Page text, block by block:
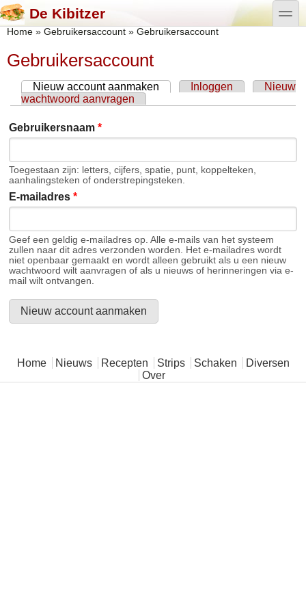
Overslaan en naar de algemene inhoud gaan
Skip to search
De Kibitzer
toggle
U bent hier
Home » Gebruikersaccount » Gebruikersaccount
Gebruikersaccount
Primaire tabs
Nieuw account aanmaken (actieve tabblad)
Inloggen
Nieuw
wachtwoord aanvragen
Gebruikersnaam*
Toegestaan zijn: letters, cijfers, spatie, punt, koppelteken,
aanhalingsteken of onderstrepingsteken.
E-mailadres*
Geef een geldig e-mailadres op. Alle e-mails van het systeem
zullen naar dit adres verzonden worden. Het e-mailadres wordt
niet openbaar gemaakt en wordt alleen gebruikt als u een nieuw
wachtwoord wilt aanvragen of als u nieuws of herinneringen via e-
mail wilt ontvangen.
Hoofdmenu
Home Nieuws Recepten Strips Schaken
Diversen
Over